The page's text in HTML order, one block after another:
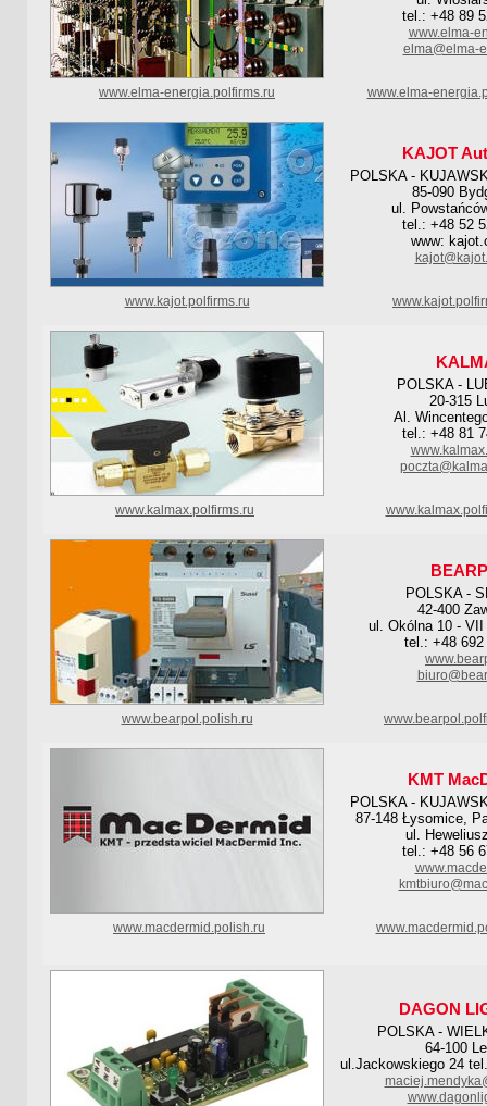
tel.: +48 89
www.elma-
elma@elma-
www.elma-energia.polfirms.ru www.elma-
KAJOT
POLSKA -
85-090
ul.
tel.: +48 52
www:
www.kajot.polfirms.ru
POLSKA -
20-315
Al.
tel.: +48 81
www.kalmax.polfirms.ru
POLSKA -
42-400
ul. Okólna 10 -
tel.: +48 692
www.bearpol.polish.ru
KMT
POLSKA -
87-148 Łysomice,
ul.
tel.: +48 56
www.macdermid.polish.ru
DAGON
POLSKA -
64-100
ul.Jackowskiego 24